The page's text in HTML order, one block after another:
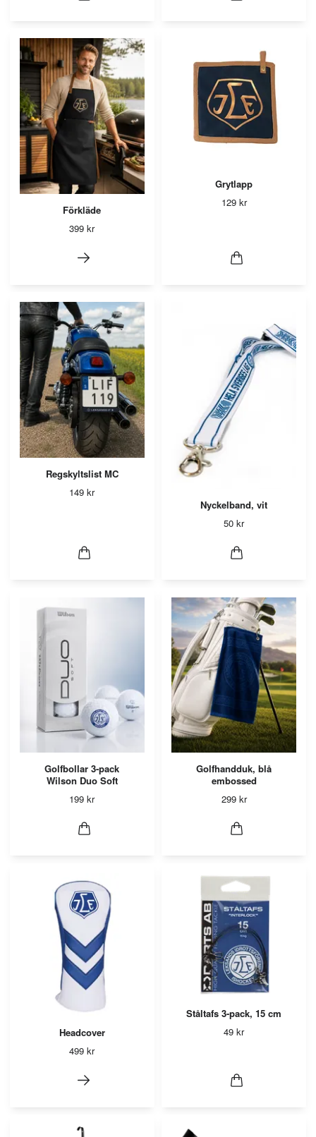
Förkläde
399 kr
Grytlapp
129 kr
Regskyltslist MC
149 kr
Nyckelband, vit
50 kr
Golfbollar 3-pack
Wilson Duo Soft
199 kr
Golfhandduk, blå
embossed
299 kr
Headcover
499 kr
Ståltafs 3-pack, 15 cm
49 kr